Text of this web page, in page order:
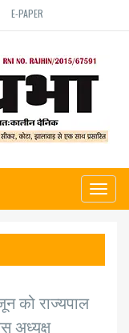
E-PAPER
को राज्यपाल
अध्यक्ष